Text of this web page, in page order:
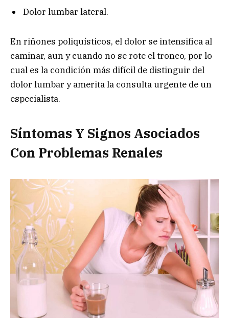
Dolor lumbar lateral.
En riñones poliquísticos, el dolor se intensifica al
caminar, aun y cuando no se rote el tronco, por lo
cual es la condición más difícil de distinguir del
dolor lumbar y amerita la consulta urgente de un
especialista.
Síntomas Y Signos Asociados
Con Problemas Renales